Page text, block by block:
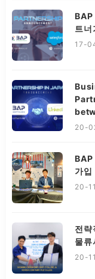
트너
17-
20-
BAP
가입
20-
전략
물류
20-